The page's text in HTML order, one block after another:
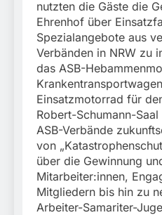
nutzten die Gäste die
Ehrenhof über
Spezialangebote aus
Verbänden in NRW zu
das ASB-
Einsatzmotorrad für
Robert-Schumann-
ASB-Verbände
von
über die Gewinnung
Mitarbeiter:innen,
Mitgliedern bis hin zu
Arbeiter-Samariter-